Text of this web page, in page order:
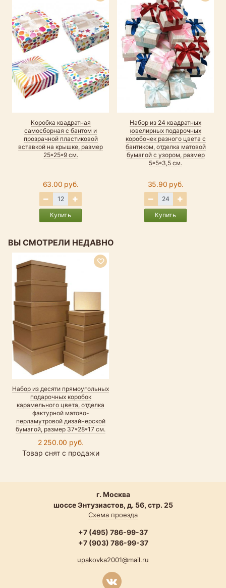
Коробка квадратная
самосборная с бантом и
прозрачной пластиковой
вставкой на крышке, размер
25*25*9 см.
63.00 руб.
Купить
Набор из 24 квадратных
ювелирных подарочных
коробочек разного цвета с
бантиком, отделка матовой
бумагой с узором, размер
5*5*3,5 см.
35.90 руб.
Купить
ВЫ СМОТРЕЛИ НЕДАВНО
Набор из десяти прямоугольных
подарочных коробок
карамельного цвета, отделка
фактурной матово-
перламутровой дизайнерской
бумагой, размер 37*28*17 см.
2 250.00 руб.
Товар снят с продажи
г. Москва
шоссе Энтузиастов, д. 56, стр. 25
Схема проезда
+7 (495) 786-99-37
+7 (903) 786-99-37
upakovka2001@mail.ru